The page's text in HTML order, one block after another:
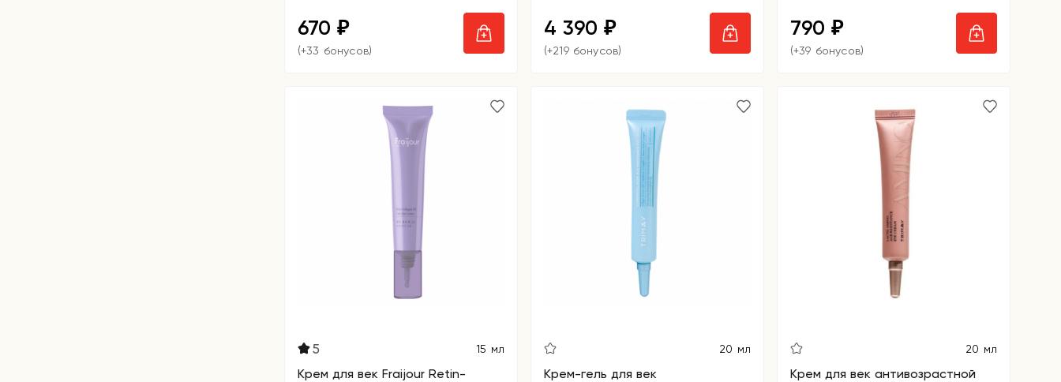
670 ₽
(+33 бонусов)
4 390 ₽
(+219 бонусов)
790 ₽
(+39 бонусов)
5 15 мл
Крем для век Fraijour Retin-
20 мл
Крем-гель для век
20 мл
Крем для век антивозрастной